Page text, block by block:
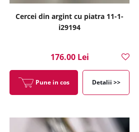
Cercei din argint cu piatra 11-1-
i29194
176.00 Lei
Pune in cos Detalii >>